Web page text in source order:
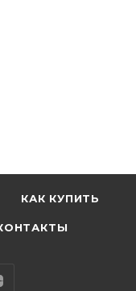
КАК КУПИТЬ